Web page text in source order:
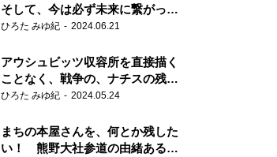
そして、今は必ず未来に繋がって
いく……『ONE LIFE 奇跡が繋い
ひろた みゆ紀 2024.06.21
アウシュビッツ収容所を直接描く
ことなく、戦争の、ナチスの残虐
さが見える映画 『関心領域』
ひろた みゆ紀 2024.05.24
まちの本屋さんを、何とか残した
い！ 熊野大社参道の由緒ある書